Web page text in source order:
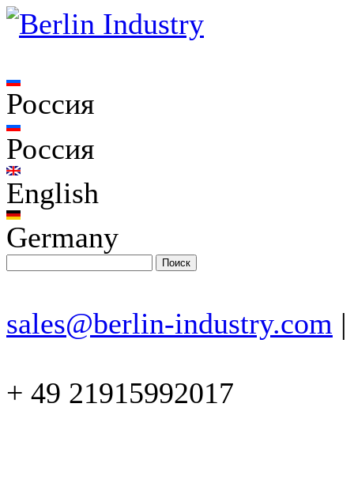
Россия
Россия
English
Germany
sales@berlin-industry.com |
+ 49 21915992017